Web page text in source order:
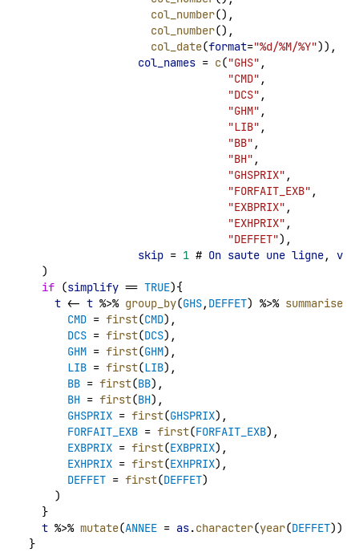
col_number(),
col_number(),
col_date(format="%d/%M/%Y")),
col_names = c("GHS" ,
"CMD" ,
"DCS" ,
"GHM" ,
"LIB" ,
"BB" ,
"BH" ,
"GHSPRIX" ,
"FORFAIT_EXB" ,
"EXBPRIX" ,
"EXHPRIX" ,
"DEFFET"),
skip = 1 # On saute une ligne, vu
  )
if (simplify == TRUE){
t <- t %>% group_by(GHS, DEFFET) %>% summarise
CMD = first(CMD),
DCS = first(DCS),
GHM = first(GHM),
LIB = first(LIB),
BB = first(BB),
BH = first(BH),
GHSPRIX = first(GHSPRIX),
FORFAIT_EXB = first(FORFAIT_EXB),
EXBPRIX = first(EXBPRIX),
EXHPRIX = first(EXHPRIX),
DEFFET = first(DEFFET)
    )
  }
t %>% mutate(ANNEE = as.character(year(DEFFET)))
}